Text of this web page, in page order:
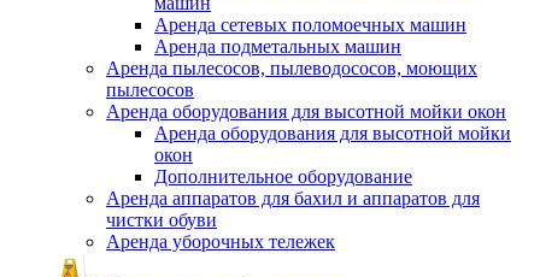
Аренда сетевых поломоечных машин
Аренда подметальных машин
Аренда пылесосов, пылеводососов, моющих
пылесосов
Аренда оборудования для высотной мойки окон
Аренда оборудования для высотной мойки
окон
Дополнительное оборудование
Аренда аппаратов для бахил и аппаратов для
чистки обуви
Аренда уборочных тележек